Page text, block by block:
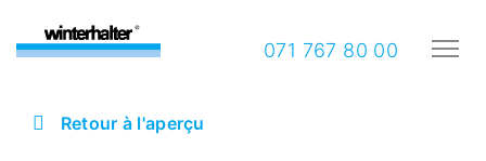
071 767 80 00
Retour à l'aperçu